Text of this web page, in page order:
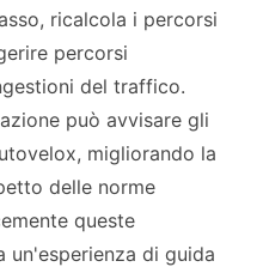
ricalcola i percorsi
percorsi
del traffico.
può avvisare gli
migliorando la
delle norme
queste
di guida